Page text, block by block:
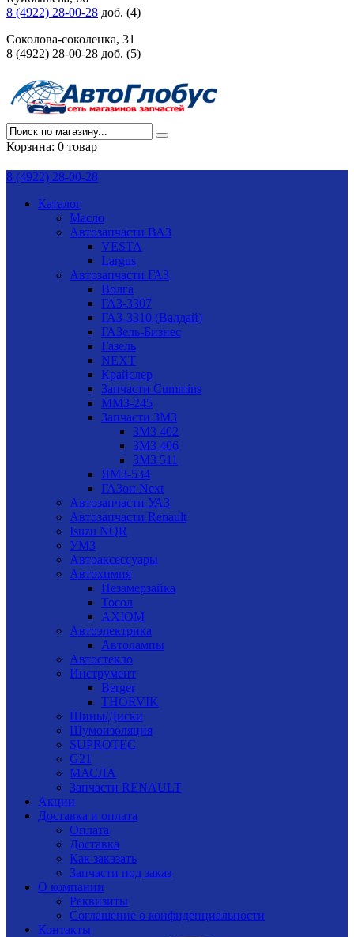
8 (4922) 28-00-28 доб. (4)
Соколова-соколенка, 31
8 (4922) 28-00-28 доб. (5)
Корзина: 0 товар
8 (4922) 28-00-28
Каталог
Масло
Автозапчасти ВАЗ
VESTA
Largus
Автозапчасти ГАЗ
Волга
ГАЗ-3307
ГАЗ-3310 (Валдай)
ГАЗель-Бизнес
Газель
NEXT
Крайслер
Запчасти Cummins
ММЗ-245
Запчасти ЗМЗ
ЗМЗ 402
ЗМЗ 406
ЗМЗ 511
ЯМЗ-534
ГАЗон Next
Автозапчасти УАЗ
Автозапчасти Renault
Isuzu NQR
УМЗ
Автоаксессуары
Автохимия
Незамерзайка
Тосол
AXIOM
Автоэлектрика
Автолампы
Автостекло
Инструмент
Berger
THORVIK
Шины/Диски
Шумоизоляция
SUPROTEC
G21
МАСЛА
Запчасти RENAULT
Акции
Доставка и оплата
Оплата
Доставка
Как заказать
Запчасти под заказ
О компании
Реквизиты
Соглашение о конфиденциальности
Контакты